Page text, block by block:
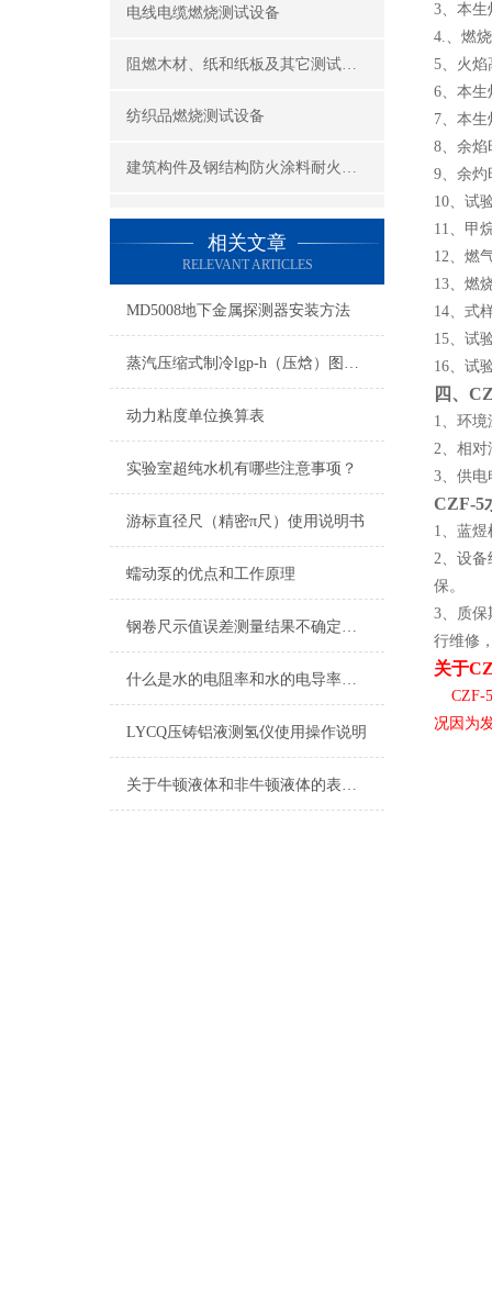
电线电缆燃烧测试设备
阻燃木材、纸和纸板及其它测试设备
纺织品燃烧测试设备
建筑构件及钢结构防火涂料耐火性能试验设备
公共场所阻燃制品及组件燃烧性能测试设备
建筑材料及制品燃烧性能测试设备
酒精喷灯燃烧试验仪
查看更多 >>
相关文章
RELEVANT ARTICLES
MD5008地下金属探测器安装方法
蒸汽压缩式制冷lgp-h（压焓）图应用组成
动力粘度单位换算表
实验室超纯水机有哪些注意事项？
游标直径尺（精密π尺）使用说明书
蠕动泵的优点和工作原理
钢卷尺示值误差测量结果不确定度评定报告
什么是水的电阻率和水的电导率？如何测量？
LYCQ压铸铝液测氢仪使用操作说明
关于牛顿液体和非牛顿液体的表述以及粘度测定在印刷行业的应用和相关仪器
3、本生
4.、燃
5、火焰
6、本生
7、本生
8、余焰
9、余灼
10、试
11、甲
12、燃
13、燃
14、式
15、试
16、试
四、
1、环
2、相对
3、供
CZF-5
1、蓝
2、设备
保。
3、质保
行维修
关于
CZF-
况因为